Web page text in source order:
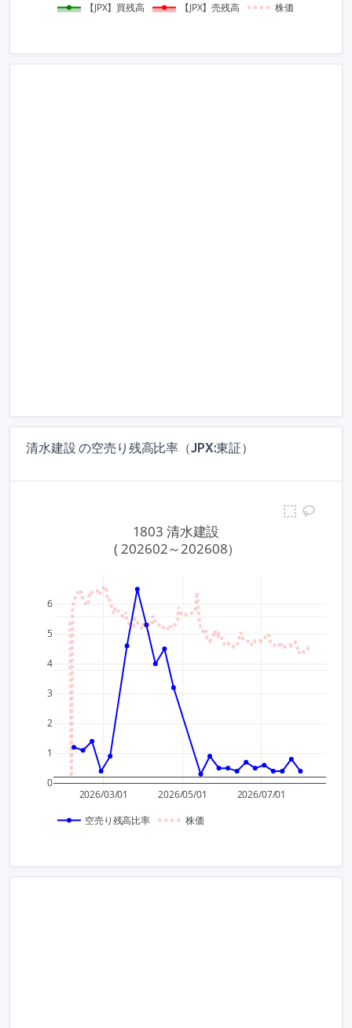
【JPX】買残高 【JPX】売残高 株価
清水建設 の空売り残高比率（JPX:東証）
2026/03/01 2026/05/01 2026/07/01
0
1
2
3
4
5
6
空売り残高比率 株価
1803 清水建設
( 202602～202608）